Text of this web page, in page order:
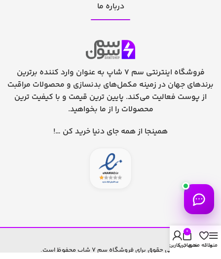
درباره ما
فروشگاه اینترنتی سم 7 شاپ به عنوان وارد کننده برترین
برندهای جهان در زمینه مکمل‌های بدنسازی و محصولات مراقبت
از پوست فعالیت می‌کند. پایین ترین قیمت و با کیفیت ترین
محصولات را از ما بخواهید.
همینجا از همه جای دنیا خرید کن …!
تمامی حقوق برای فروشگاه سم 7 شاپ محفوظ است. منوعلاقه مندی
0
سبد خرید
حساب کاربری من